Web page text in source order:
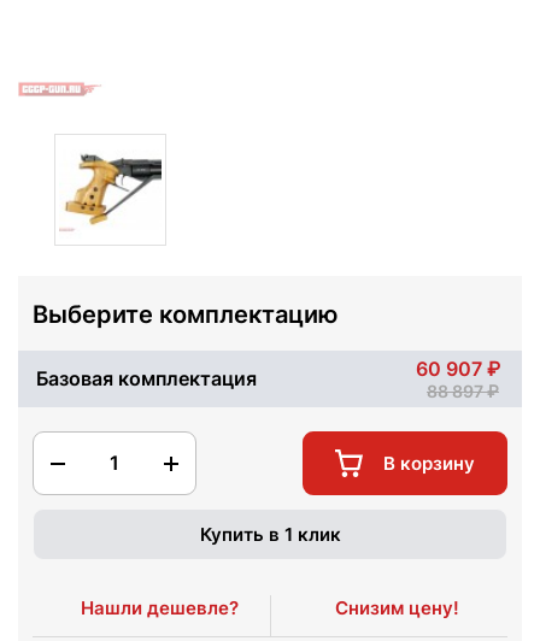
Выберите комплектацию
Базовая комплектация 60 907
88 897
1 В корзину
Купить в 1 клик
Нашли дешевле? Снизим цену!